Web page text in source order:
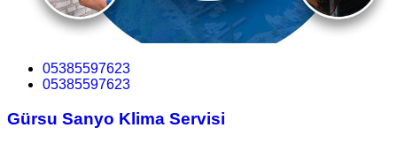
05385597623
05385597623
Gürsu Sanyo Klima Servisi